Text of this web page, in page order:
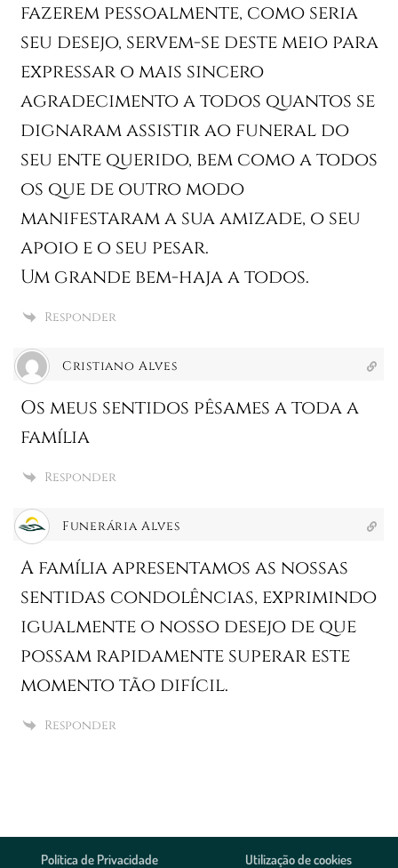
fazerem pessoalmente, como seria
seu desejo, servem-se deste meio para
expressar o mais sincero
agradecimento a todos quantos se
dignaram assistir ao funeral do
seu ente querido, bem como a todos
os que de outro modo
manifestaram a sua amizade, o seu
apoio e o seu pesar.
Um grande bem-haja a todos.
Responder
Cristiano Alves
Os meus sentidos pêsames a toda a
família
Responder
Funerária Alves
A família apresentamos as nossas
sentidas condolências, exprimindo
igualmente o nosso desejo de que
possam rapidamente superar este
momento tão difícil.
Responder
Política de Privacidade Utilização de cookies